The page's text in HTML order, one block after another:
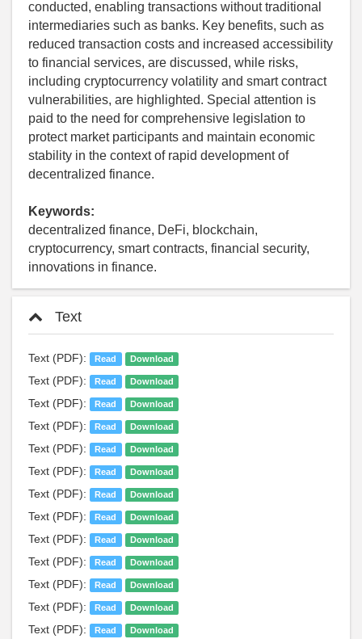
conducted, enabling transactions without traditional
intermediaries such as banks. Key benefits, such as
reduced transaction costs and increased accessibility
to financial services, are discussed, while risks,
including cryptocurrency volatility and smart contract
vulnerabilities, are highlighted. Special attention is
paid to the need for comprehensive legislation to
protect market participants and maintain economic
stability in the context of rapid development of
decentralized finance.
Keywords:
decentralized finance, DeFi, blockchain,
cryptocurrency, smart contracts, financial security,
innovations in finance.
Text
Text (PDF): Read Download
Text (PDF): Read Download
Text (PDF): Read Download
Text (PDF): Read Download
Text (PDF): Read Download
Text (PDF): Read Download
Text (PDF): Read Download
Text (PDF): Read Download
Text (PDF): Read Download
Text (PDF): Read Download
Text (PDF): Read Download
Text (PDF): Read Download
Text (PDF): Read Download